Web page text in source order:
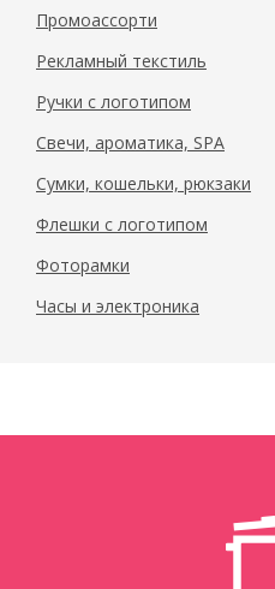
Промоассорти
Рекламный текстиль
Ручки с логотипом
Свечи, ароматика, SPA
Сумки, кошельки, рюкзаки
Флешки с логотипом
Фоторамки
Часы и электроника